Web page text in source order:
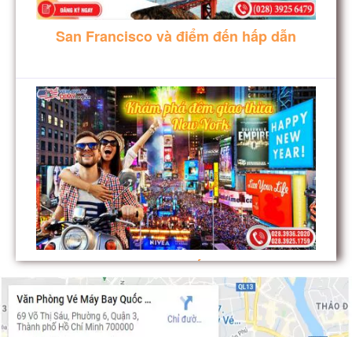
San Francisco và điểm đến hấp dẫn
Vòng quanh thành phố San Francisco